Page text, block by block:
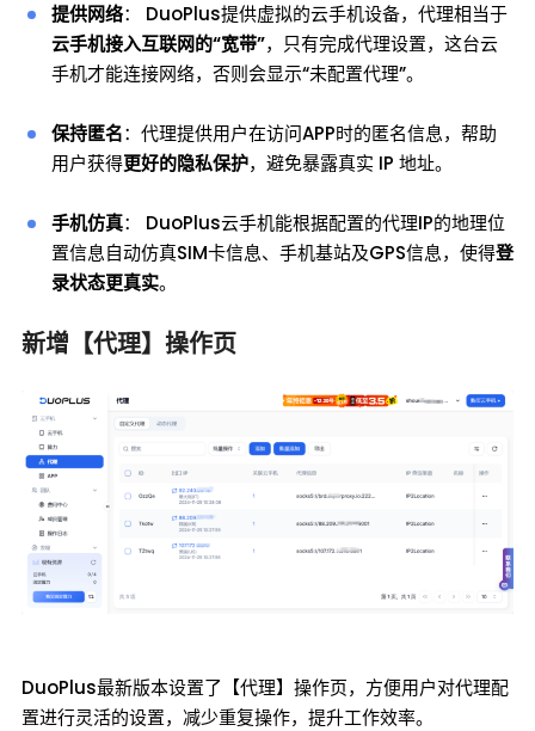
提供网络： DuoPlus提供虚拟的云手机设备，代理相当于
云手机接入互联网的“宽带”，只有完成代理设置，这台云
手机才能连接网络，否则会显示“未配置代理”。
保持匿名：代理提供用户在访问APP时的匿名信息，帮助
用户获得更好的隐私保护，避免暴露真实 IP 地址。
手机仿真： DuoPlus云手机能根据配置的代理IP的地理位
置信息自动仿真SIM卡信息、手机基站及GPS信息，使得登
录状态更真实。
新增【代理】操作页
DuoPlus最新版本设置了【代理】操作页，方便用户对代理配
置进行灵活的设置，减少重复操作，提升工作效率。